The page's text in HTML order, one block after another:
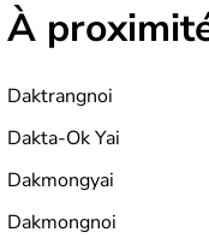
À
Daktrangnoi
Dakta-Ok Yai
Dakmongyai
Dakmongnoi